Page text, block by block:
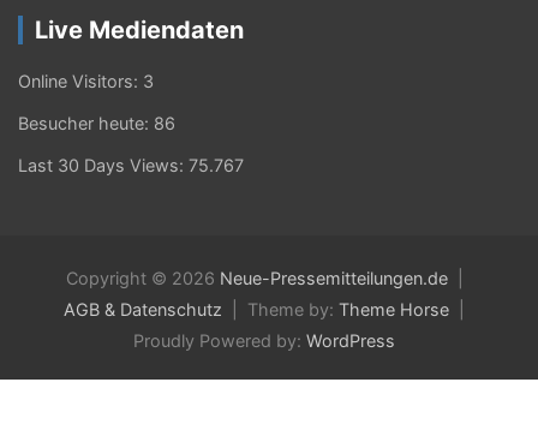
Live Mediendaten
Online Visitors: 3
Besucher heute: 86
Last 30 Days Views: 75.767
Copyright © 2026 Neue-Pressemitteilungen.de
AGB & Datenschutz
Theme by: Theme Horse
Proudly Powered by: WordPress